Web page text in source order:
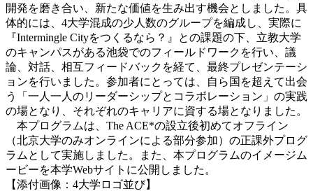
開発を磨き合い、新たな価値を生み出す機会としました。具
体的には、4大学混成の少人数のグループを編成し、実際に
『Intermingle Cityをつくるなら？』との課題の下、立教大学
のキャンパスがある池袋でのフィールドワークを行い、議
論、対話、相互フィードバックを経て、最終プレゼンテーシ
ョンを行いました。参加者にとっては、自ら国を超えて出会
う「一人一人のリーダーシップとコラボレーション」の実践
の場となり、それぞれのキャリアに資する場となりました。
本プログラムは、The ACE*の設立後初めてオフライン
（北京大学のみオンラインによる部分参加）の正課外プログ
ラムとして実施しました。また、本プログラムのイメージム
ービーを本学Webサイトに公開しました。
【添付画像：4大学ロゴ並び】